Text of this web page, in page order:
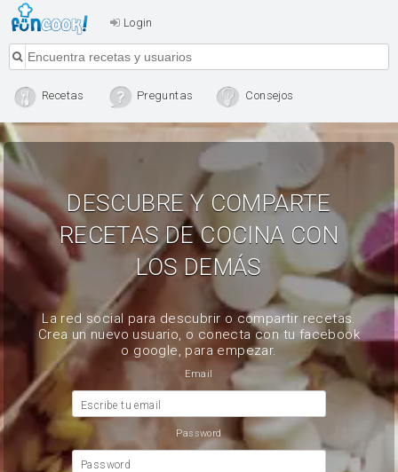
Login
Recetas Preguntas Consejos
DESCUBRE Y COMPARTE
RECETAS DE COCINA CON
LOS DEMÁS
La red social para descubrir o compartir recetas.
Crea un nuevo usuario, o conecta con tu facebook
o google, para empezar.
Email
Escribe tu email
Password
Password